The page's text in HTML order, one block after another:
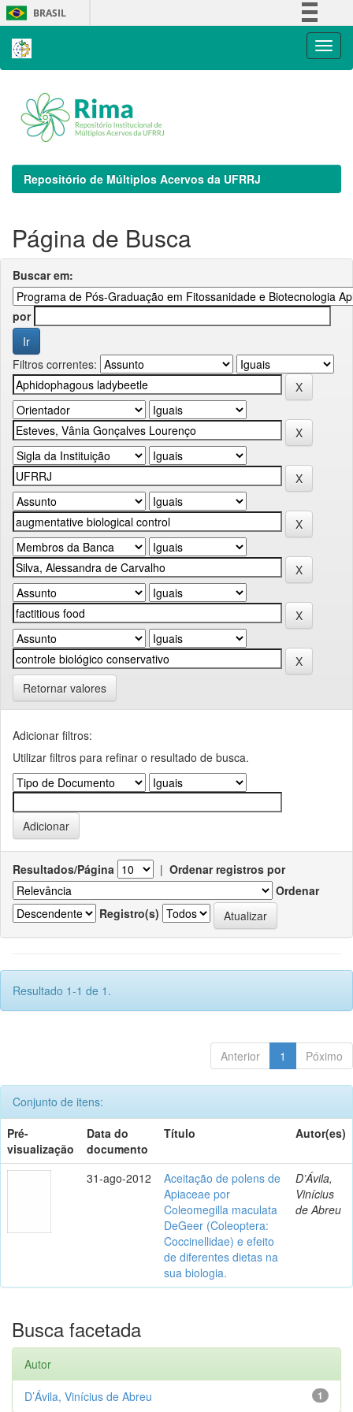
Skip
navigation
BRASIL
Repositório de Múltiplos Acervos da UFRRJ
Página de Busca
Buscar em:
por
Filtros correntes:
Retornar valores
Adicionar filtros:
Utilizar filtros para refinar o resultado de busca.
Resultados/Página | Ordenar registros por
Ordenar
Registro(s)
Resultado 1-1 de 1.
Anterior 1 Póximo
Conjunto de itens:
Pré-
visualização
Data do
documento
Título Autor(es)
31-ago-2012
Aceitação de polens de
Apiaceae por
Coleomegilla maculata
DeGeer (Coleoptera:
Coccinellidae) e efeito
de diferentes dietas na
sua biologia.
D’Ávila,
Vinícius
de Abreu
Busca facetada
Autor
1
D’Ávila, Vinícius de Abreu